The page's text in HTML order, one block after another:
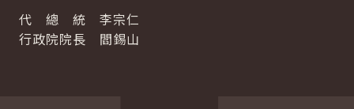
代 總 統 李宗仁
行政院院長 閻錫山